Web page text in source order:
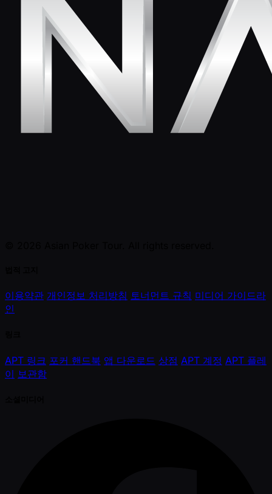
이용약관 개인정보 처리방침 토너먼트 규칙 미디어 가이드라
인
APT 링크 포커 핸드북 앱 다운로드 상점 APT 계정 APT 플레
이 보관함